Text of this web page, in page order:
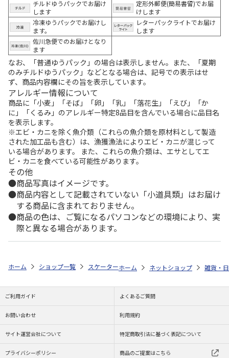
チルドゆうパックでお届け
します
定形外郵便(簡易書留)でお届
けします
冷凍ゆうパックでお届けし
ます。
レターパックライトでお届け
します
佐川急便でのお届けとなり
ます
なお、「普通ゆうパック」の場合は表示しません。また、「夏期
のみチルドゆうパック」などとなる場合は、記号での表示はせ
ず、商品内容欄にその旨を表示しています。
アレルギー情報について
商品に「小麦」「そば」「卵」「乳」「落花生」「えび」「か
に」「くるみ」のアレルギー特定8品目を含んでいる場合に品目名
を表示します。
※エビ・カニを除く魚介類（これらの魚介類を原材料として製造
された加工品も含む）は、漁獲漁法によりエビ・カニが混じって
いる場合があります。 また、これらの魚介類は、エサとしてエ
ビ・カニを食べている可能性があります。
その他
商品写真はイメージです。
商品内容として記載されていない「小道具類」はお届け
する商品に含まれておりません。
商品の色は、ご覧になるパソコンなどの環境により、実
際と異なる場合があります。
ホーム ショップ一覧 スケーター コンビニコーヒーステンレスタン
ホーム ネットショップ 雑貨・
ご利用ガイド よくあるご質問
お問い合わせ 利用規約
サイト運営会社について 特定商取引法に基づく表記について
プライバシーポリシー 商品のご提案はこちら